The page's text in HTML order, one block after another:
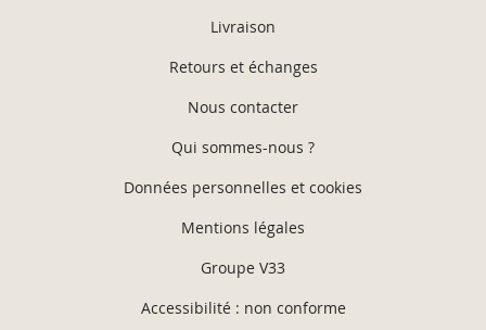
Livraison
Retours et échanges
Nous contacter
Qui sommes-nous ?
Données personnelles et cookies
Mentions légales
Groupe V33
Accessibilité : non conforme